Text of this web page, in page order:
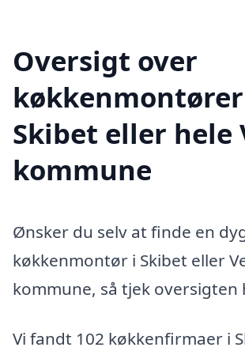
Oversigt over
Skibet eller hele
kommune
Ønsker du selv at finde en
køkkenmontør i Skibet eller
kommune, så tjek oversigten
Vi fandt 102 køkkenfirmaer i